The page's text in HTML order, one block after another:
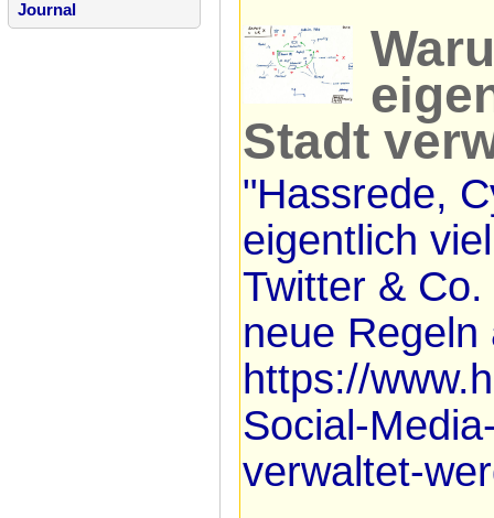
Journal
Stadt
"Hassrede,
eigentlich
Twitter &
neue
https://
Social-
verwaltet-